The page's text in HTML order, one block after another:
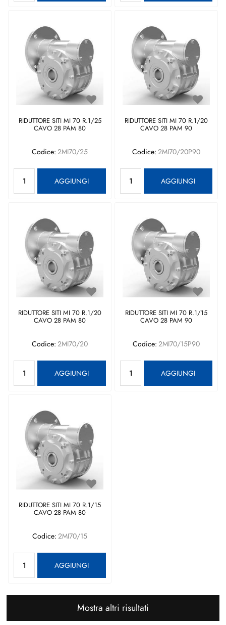
RIDUTTORE SITI MI 70 R.1/25
CAVO 28 PAM 80
Codice: 2MI70/25
AGGIUNGI
RIDUTTORE SITI MI 70 R.1/20
CAVO 28 PAM 90
Codice: 2MI70/20P90
AGGIUNGI
RIDUTTORE SITI MI 70 R.1/20
CAVO 28 PAM 80
Codice: 2MI70/20
AGGIUNGI
RIDUTTORE SITI MI 70 R.1/15
CAVO 28 PAM 90
Codice: 2MI70/15P90
AGGIUNGI
RIDUTTORE SITI MI 70 R.1/15
CAVO 28 PAM 80
Codice: 2MI70/15
AGGIUNGI
Mostra altri risultati